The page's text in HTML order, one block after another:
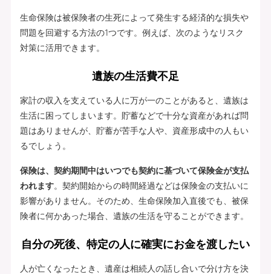
生命保険は被保険者の生死によって発生する経済的な損失や
問題を回避する方法の1つです。例えば、次のようなリスク
対策に活用できます。
遺族の生活費不足
家計の収入を支えている人に万が一のことがあると、遺族は
生活に困ってしまいます。貯蓄などで十分な資産があれば問
題はありませんが、貯蓄が苦手な人や、資産形成中の人もい
るでしょう。
保険は、契約期間中はいつでも契約に基づいて保険金が支払
われます。契約開始からの時間経過などは保険金の支払いに
影響がありません。そのため、生命保険加入直後でも、被保
険者に何かあった場合、遺族の生活を守ることができます。
自分の死後、特定の人に確実にお金を渡したい
人が亡くなったとき、遺産は相続人の話し合いで分け方を決